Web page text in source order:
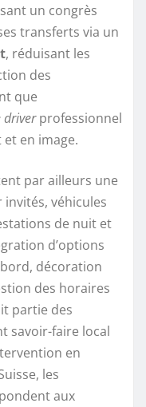
un congrès
transferts via un
, réduisant les
des
que
driverprofessionnel
en image.
par ailleurs une
véhicules
de nuit et
d’options
décoration
des horaires
partie des
savoir-faire local
en
les
aux